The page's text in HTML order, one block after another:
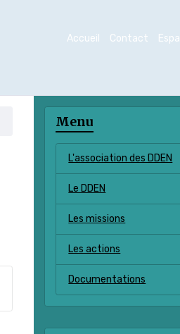
Accueil Contact
Menu
L'association des DDEN
Le DDEN
Les missions
Les actions
Documentations